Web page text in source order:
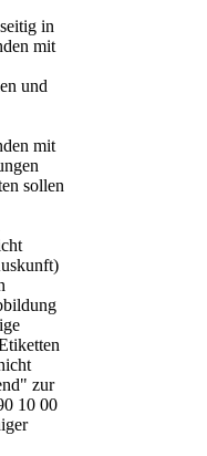
in
mit
und
mit
sollen
zur
10 00